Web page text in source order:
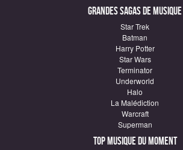
Grandes sagas de Musique
Star Trek
Batman
Harry Potter
Star Wars
Terminator
Underworld
Halo
La Malédiction
Warcraft
Superman
Top Musique du moment